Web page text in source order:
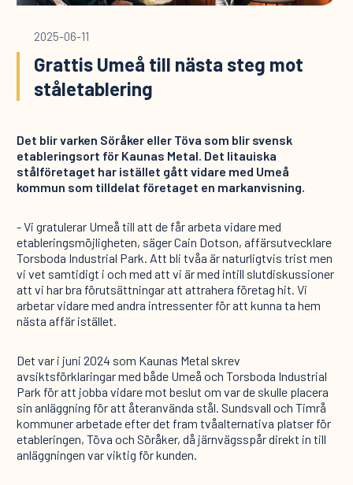
2025-06-11
Grattis Umeå till nästa steg mot
ståletablering
Det blir varken Söråker eller Töva som blir svensk
etableringsort för Kaunas Metal. Det litauiska
stålföretaget har istället gått vidare med Umeå
kommun som tilldelat företaget en markanvisning.
- Vi gratulerar Umeå till att de får arbeta vidare med
etableringsmöjligheten, säger Cain Dotson, affärsutvecklare
Torsboda Industrial Park. Att bli tvåa är naturligtvis trist men
vi vet samtidigt i och med att vi är med intill slutdiskussioner
att vi har bra förutsättningar att attrahera företag hit. Vi
arbetar vidare med andra intressenter för att kunna ta hem
nästa affär istället.
Det var i juni 2024 som Kaunas Metal skrev
avsiktsförklaringar med både Umeå och Torsboda Industrial
Park för att jobba vidare mot beslut om var de skulle placera
sin anläggning för att återanvända stål. Sundsvall och Timrå
kommuner arbetade efter det fram tvåalternativa platser för
etableringen, Töva och Söråker, då järnvägsspår direkt in till
anläggningen var viktig för kunden.